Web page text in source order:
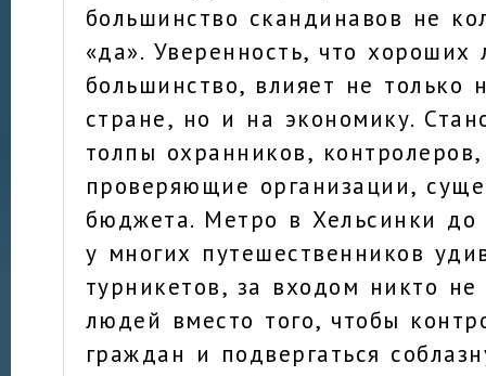
большинство скандинавов не
«да». Уверенность, что
большинство, влияет не только
стране, но и на экономику.
толпы охранников,
проверяющие организации,
бюджета. Метро в Хельсинки
у многих путешественников
турникетов, за входом никто не
людей вместо того, чтобы
граждан и подвергаться